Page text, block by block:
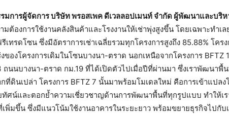
มการผู้จัดการ บริษัท พรอสเพค ดีเวลลอปเมนท์ จำกัด ผู้พัฒนาและบริห
มต้องการใช้งานคลังสินค้าและโรงงานให้เช่าพุ่งสูงขึ้น โดยเฉพาะทำ
เทรดโซน ซึ่งมีอัตราการเช่าเฉลี่ยรวมทุกโครงการสูงถึง 85.88% โค
ของโครงการเดิมในโซนบางนา-ตราด นอกเหนือจากโครงการ
ถนนบางนา-ตราด กม.19 ที่ได้เปิดตัวไปเมื่อปีที่ผ่านมา ซึ่งเราพัฒนาพื้
ที่ดินเปล่า โครงการ BFTZ 7 นั้นมาพร้อมโมเดลใหม่ คือการเข้าแป
ทัศน์และตอกย้ำความเชี่ยวชาญด้านการพัฒนาพื้นที่ทุกรูปแบบ ทำให้เร
พิ่มขึ้น ซึ่งมีแนวโน้มใช้งานอาคารในระยะยาว พร้อมขยายธุรกิจไปกับเ